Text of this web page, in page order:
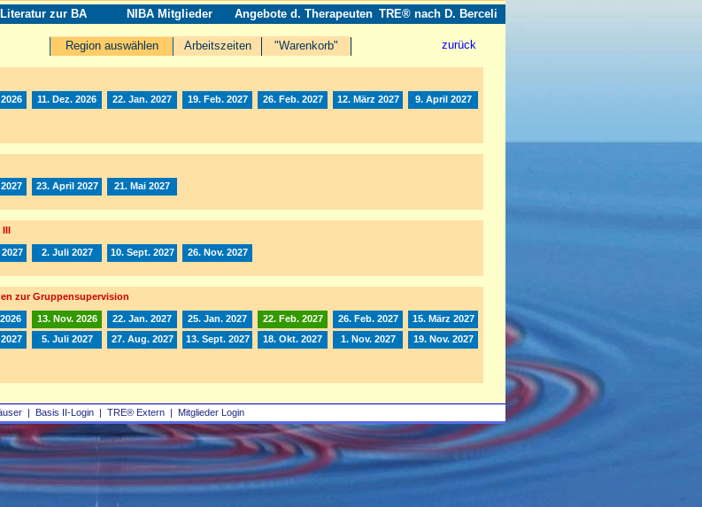
| Basis II‑Login | TRE® Extern | Mitglieder Login
Literatur zur BA NIBA Mitglieder Angebote d. Therapeuten TRE® nach D. Berceli
zurück
Arbeitszeiten "Warenkorb"
Region auswählen
11. Dez. 2026 22. Jan. 2027 19. Feb. 2027 26. Feb. 2027 12. März 2027
9. April 2027
23. April 2027 21. Mai 2027
III
2. Juli 2027 10. Sept. 2027 26. Nov. 2027
zur Gruppensupervision
13. Nov. 2026 22. Jan. 2027 25. Jan. 2027 22. Feb. 2027 26. Feb. 2027
15. März 2027
5. Juli 2027 27. Aug. 2027 13. Sept. 2027 18. Okt. 2027 1. Nov. 2027
19. Nov. 2027